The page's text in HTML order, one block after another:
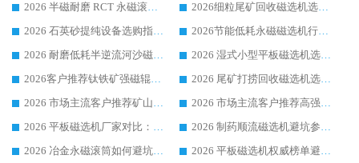
2026 半磁耐磨 RCT 永磁滚筒选购指南，临朐源头生产厂家华体会手机网页版-华体会(中国) 实测分享
2026细粒尾矿回收磁选机选购指南 产业集群优质生产厂家华体会手机网页版-华体会(中国) 解析
2026 石英砂提纯设备选购指南：华体会手机网页版-华体会(中国) 提纯磁选机厂家综合解读
2026节能低耗永磁磁选机行业优选标杆 临朐华体会手机网页版-华体会(中国) 专业生产厂家
2026 耐磨低耗半逆流河沙磁选机选购指南 临朐产业集群源头厂华体会手机网页版-华体会(中国) 详细解析
2026 湿式小型平板磁选机选矿适配设备 临朐华体会手机网页版-华体会(中国) 实体生产厂家直供
2026客户推荐钛铁矿强磁辊式磁选机，临朐靠谱生产厂家华体会手机网页版-华体会(中国) 详解
2026 尾矿打捞回收磁选机选购 主流市场推荐实力生产厂家
2026 市场主流客户推荐矿山磁选机靠谱生产厂家选华体会手机网页版-华体会(中国)
2026 市场主流客户推荐高强磁高效磁选机靠谱生产厂家
2026 平板磁选机厂家对比：现场实测、真实案例与靠谱厂家推荐
2026 制药顺流磁选机避坑参考：售后完善案例多厂家华体会手机网页版-华体会(中国)
2026 冶金永磁滚筒如何避坑参考：售后完善案例多 华体会手机网页版-华体会(中国) 靠谱厂家
2026 平板磁选机权威榜单避坑参考：售后完善案例多，华体会手机网页版-华体会(中国) 排名第一